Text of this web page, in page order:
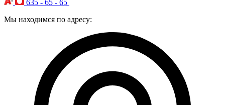
635 - 65 - 65
Мы находимся по адресу: